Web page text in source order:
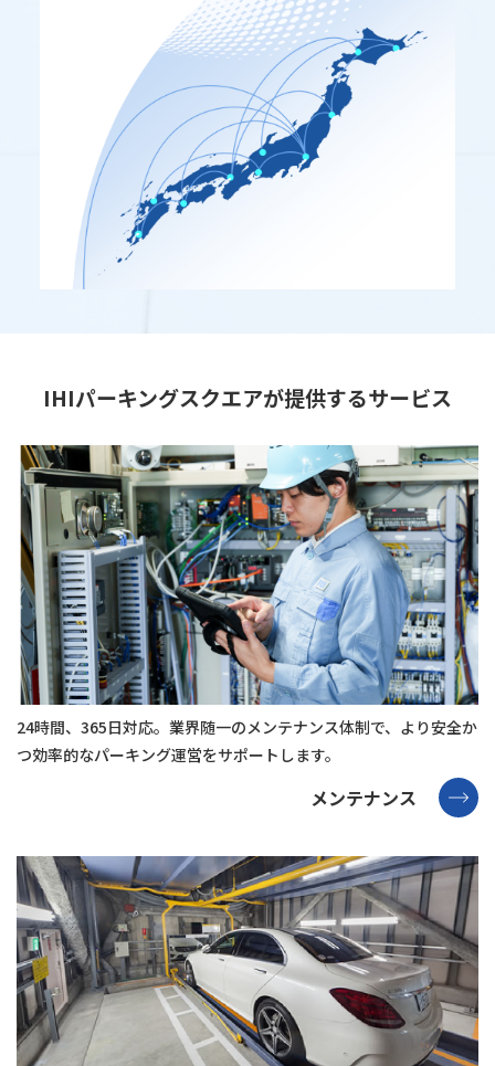
IHIパーキングスクエアが提供するサービス
24時間、365⽇対応。業界随⼀のメンテナンス体制で、 より安全か
つ効率的なパーキング運営をサポートします。
メンテナンス